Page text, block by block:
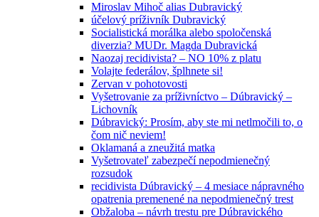
Miroslav Mihoč alias Dubravický
účelový príživník Dubravický
Socialistická morálka alebo spoločenská
diverzia? MUDr. Magda Dubravická
Naozaj recidivista? – NO 10% z platu
Volajte federálov, šplhnete si!
Zervan v pohotovosti
Vyšetrovanie za príživníctvo – Dúbravický –
Lichovník
Dúbravický: Prosím, aby ste mi netlmočili to, o
čom nič neviem!
Oklamaná a zneužitá matka
Vyšetrovateľ zabezpečí nepodmienečný
rozsudok
recidivista Dúbravický – 4 mesiace nápravného
opatrenia premenené na nepodmienečný trest
Obžaloba – návrh trestu pre Dúbravického